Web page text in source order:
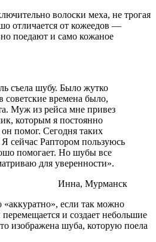
волоски меха, не трогая
отличается от кожеедов —
поедают и само кожаное
съела шубу. Было жутко
советские времена было,
Муж из рейса мне привез
которым я постоянно
помог. Сегодня таких
сейчас Раптором пользуюсь
помогает. Но шубы все
для уверенности».
Инна, Мурманск
если так можно
и создает небольшие
изображена шуба, которую поела